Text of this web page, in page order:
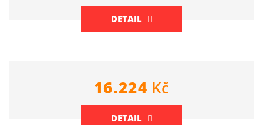
DETAIL
16.224 Kč
DETAIL